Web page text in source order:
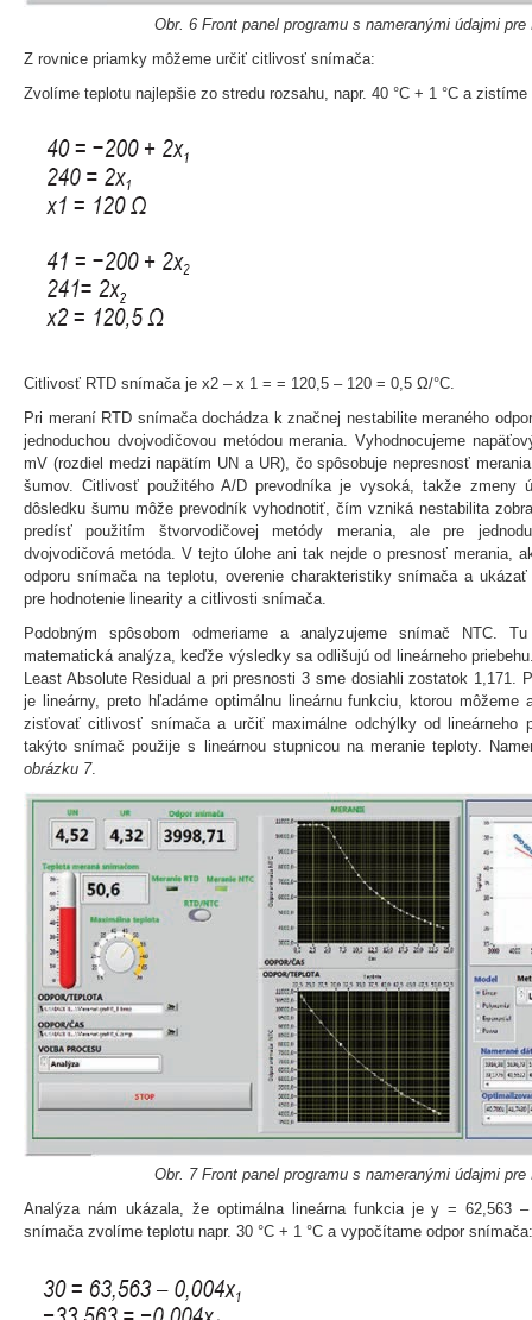
Obr. 6 Front panel programu s nameranými údajmi
Z rovnice priamky môžeme určiť citlivosť snímača:
Zvolíme teplotu najlepšie zo stredu rozsahu, napr. 40 °C + 1 °C a
Citlivosť RTD snímača je x2 – x 1 = = 120,5 – 120 = 0,5 Ω/°C.
Pri meraní RTD snímača dochádza k značnej nestabilite meraného
jednoduchou dvojvodičovou metódou merania. Vyhodnocujeme
mV (rozdiel medzi napätím UN a UR), čo spôsobuje nepresnosť
šumov. Citlivosť použitého A/D prevodníka je vysoká, takže
dôsledku šumu môže prevodník vyhodnotiť, čím vzniká nestabilita
predísť použitím štvorvodičovej metódy merania, ale pre
dvojvodičová metóda. V tejto úlohe ani tak nejde o presnosť merania,
odporu snímača na teplotu, overenie charakteristiky snímača a
pre hodnotenie linearity a citlivosti snímača.
Podobným spôsobom odmeriame a analyzujeme snímač NTC.
matematická analýza, keďže výsledky sa odlišujú od lineárneho
Least Absolute Residual a pri presnosti 3 sme dosiahli zostatok 1,171.
je lineárny, preto hľadáme optimálnu lineárnu funkciu, ktorou môžeme
zisťovať citlivosť snímača a určiť maximálne odchýlky od lineárneho
takýto snímač použije s lineárnou stupnicou na meranie teploty.
obrázku 7.
Obr. 7 Front panel programu s nameranými údajmi
Analýza nám ukázala, že optimálna lineárna funkcia je y = 62,563
snímača zvolíme teplotu napr. 30 °C + 1 °C a vypočítame odpor snímača: